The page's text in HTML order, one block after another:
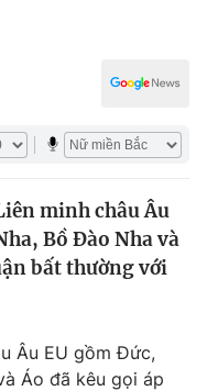
minh châu Âu
Bồ Đào Nha và
bất thường với
Âu EU gồm Đức,
Áo đã kêu gọi áp